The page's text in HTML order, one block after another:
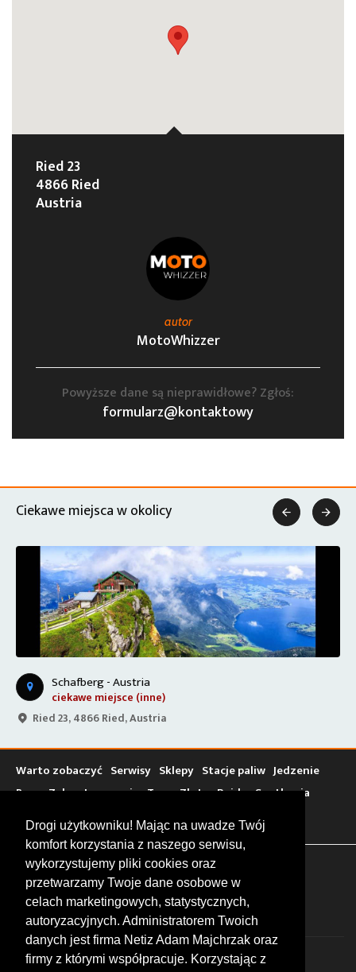
Drogi użytkowniku! Mając na uwadze Twój
komfort korzystania z naszego serwisu,
wykorzystujemy pliki cookies oraz
przetwarzamy Twoje dane osobowe w
celach marketingowych, statystycznych,
autoryzacyjnych. Administratorem Twoich
danych jest firma Netiz Adam Majchrzak oraz
firmy z którymi współpracuje. Korzystając z
Ried 23
4866 Ried
Austria
autor
MotoWhizzer
Powyższe dane są nieprawidłowe? Zgłoś:
formularz@kontaktowy
Ciekawe miejsca w okolicy
Jezioro Attersee - Austria
jezioro/plaża
Unterach am Attersee 16, 4866, Austria
 
Warto zobaczyć Serwisy Sklepy Stacje paliw Jedzenie
Bary Zakwaterowanie Tory Zloty Rajdy Spotkania
Targi
Giełdy Szkolenia
FOLLOW US